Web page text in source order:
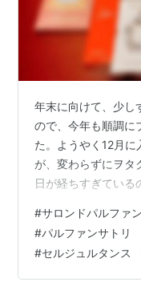
年末に向けて、少し
ので、今年も順調に
た。ようやく12月
が、変わらずにヲタ
日が経ちすぎてい
について振り返りた
イベント初日につい
中に参加したセミナ
は、割と早い段階
#サロンドパルファン
#パルファンサトリ
#セルジュルタンス